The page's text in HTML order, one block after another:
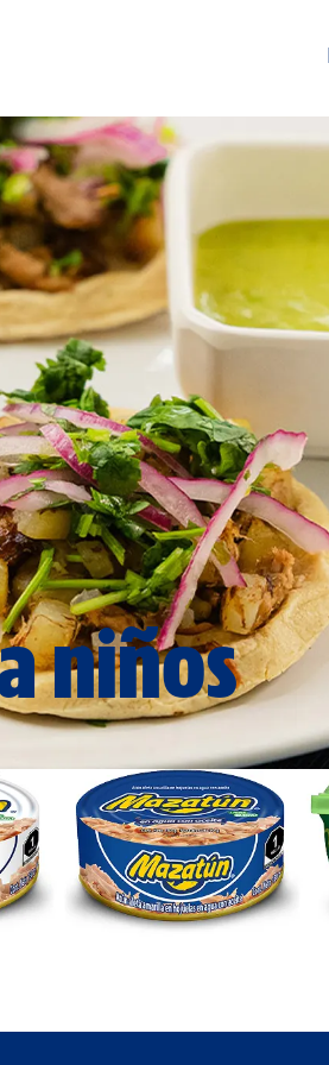
niños